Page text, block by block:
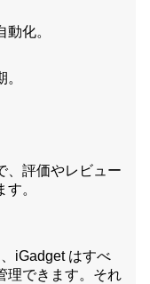
化。
、評価やレビュー
。
iGadget はすべ
理できます。それ